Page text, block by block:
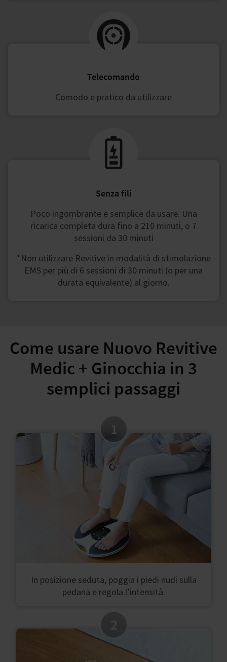
Telecomando
Comodo e pratico da utilizzare
Senza fili
Poco ingombrante e semplice da usare. Una
ricarica completa dura fino a 210 minuti, o 7
sessioni da 30 minuti
*Non utilizzare Revitive in modalità di stimolazione
EMS per più di 6 sessioni di 30 minuti (o per una
durata equivalente) al giorno.
Come usare Nuovo Revitive
Medic + Ginocchia in 3
semplici passaggi
1
In posizione seduta, poggia i piedi nudi sulla
pedana e regola l’intensità.